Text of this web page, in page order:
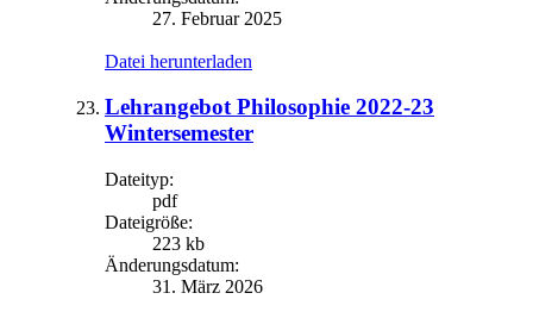
27. Februar 2025
Datei herunterladen
Lehrangebot Philosophie 2022-23
Wintersemester
Dateityp:
pdf
Dateigröße:
223 kb
Änderungsdatum:
31. März 2026